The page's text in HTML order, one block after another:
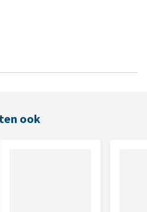
ook